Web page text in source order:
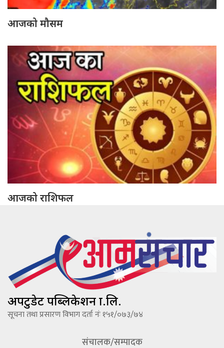
आजको मौसम
आजको राशिफल
अपटुडेट पब्लिकेशन प्रा.लि.
सूचना तथा प्रसारण विभाग दर्ता नंः १५१/०७३/७४
संचालक/सम्पादक